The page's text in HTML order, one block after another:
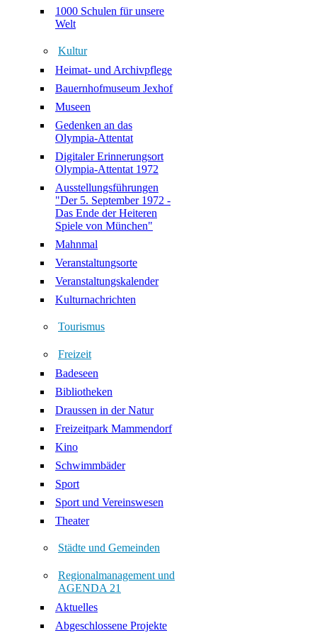
1000 Schulen für unsere
Welt
Kultur
Heimat- und Archivpflege
Bauernhofmuseum Jexhof
Museen
Gedenken an das
Olympia-Attentat
Digitaler Erinnerungsort
Olympia-Attentat 1972
Ausstellungsführungen
"Der 5. September 1972 -
Das Ende der Heiteren
Spiele von München"
Mahnmal
Veranstaltungsorte
Veranstaltungskalender
Kulturnachrichten
Tourismus
Freizeit
Badeseen
Bibliotheken
Draussen in der Natur
Freizeitpark Mammendorf
Kino
Schwimmbäder
Sport
Sport und Vereinswesen
Theater
Städte und Gemeinden
Regionalmanagement und
AGENDA 21
Aktuelles
Abgeschlossene Projekte